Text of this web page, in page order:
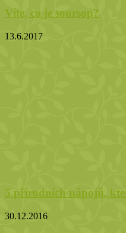
Víte, co je soursop?
13.6.2017
5 přírodních nápojů,
30.12.2016